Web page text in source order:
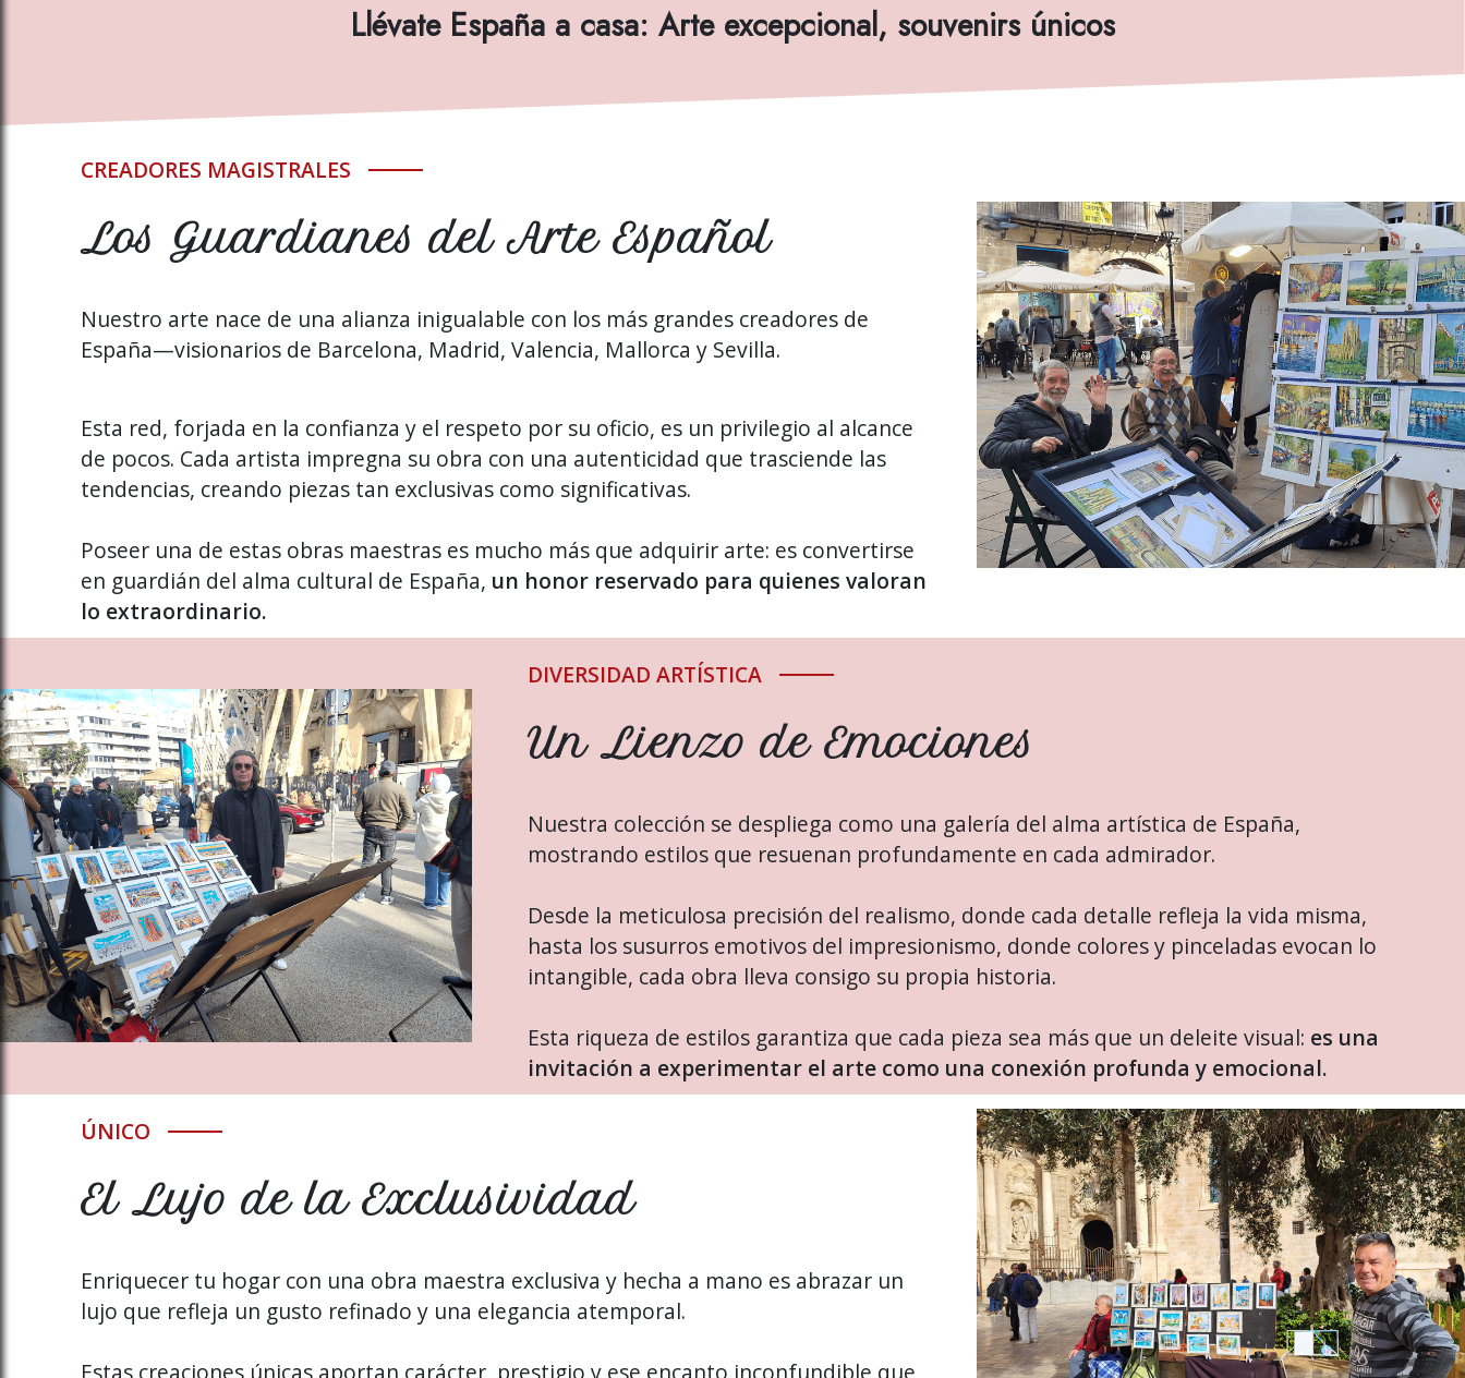
Llévate España a casa: Arte excepcional, souvenirs únicos
CREADORES MAGISTRALES
Los Guardianes del Arte Español
Nuestro arte nace de una alianza inigualable con los más grandes creadores de
España—visionarios de Barcelona, Madrid, Valencia, Mallorca y Sevilla.
Esta red, forjada en la confianza y el respeto por su oficio, es un privilegio al alcance
de pocos. Cada artista impregna su obra con una autenticidad que trasciende las
tendencias, creando piezas tan exclusivas como significativas.
Poseer una de estas obras maestras es mucho más que adquirir arte: es convertirse
en guardián del alma cultural de España, un honor reservado para quienes valoran
lo extraordinario.
DIVERSIDAD ARTÍSTICA
Un Lienzo de Emociones
Nuestra colección se despliega como una galería del alma artística de España,
mostrando estilos que resuenan profundamente en cada admirador.
Desde la meticulosa precisión del realismo, donde cada detalle refleja la vida misma,
hasta los susurros emotivos del impresionismo, donde colores y pinceladas evocan lo
intangible, cada obra lleva consigo su propia historia.
Esta riqueza de estilos garantiza que cada pieza sea más que un deleite visual: es una
invitación a experimentar el arte como una conexión profunda y emocional.
ÚNICO
El Lujo de la Exclusividad
Enriquecer tu hogar con una obra maestra exclusiva y hecha a mano es abrazar un
lujo que refleja un gusto refinado y una elegancia atemporal.
Estas creaciones únicas aportan carácter, prestigio y ese encanto inconfundible que